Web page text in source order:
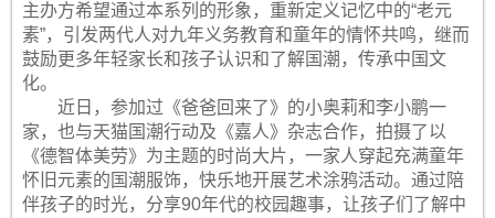
主办方希望通过本系列的形象，重新定义记忆中的“老元
素”，引发两代人对九年义务教育和童年的情怀共鸣，继而
鼓励更多年轻家长和孩子认识和了解国潮，传承中国文
化。
近日，参加过《爸爸回来了》的小奥莉和李小鹏一
家，也与天猫国潮行动及《嘉人》杂志合作，拍摄了以
《德智体美劳》为主题的时尚大片，一家人穿起充满童年
怀旧元素的国潮服饰，快乐地开展艺术涂鸦活动。通过陪
伴孩子的时光，分享90年代的校园趣事，让孩子们了解中